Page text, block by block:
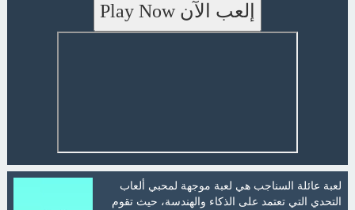
إلعب الآن Play Now
لعبة عائلة السناجب هي لعبة موجهة لمحبي ألعاب
التحدي التي تعتمد على الذكاء والهندسة، حيث تقوم